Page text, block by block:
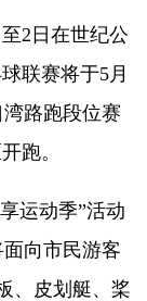
2日在世纪公
联赛将于5月
路跑段位赛
跑。
运动季”活动
向市民游客
、皮划艇、桨